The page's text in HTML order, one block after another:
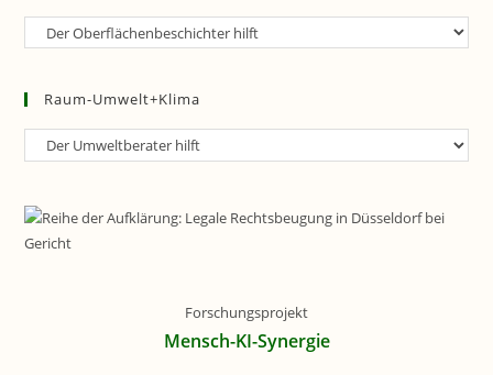
Raum-
Raum-Umwelt+Klima
Raum-
Forschungsprojekt
Mensch-KI-Synergie